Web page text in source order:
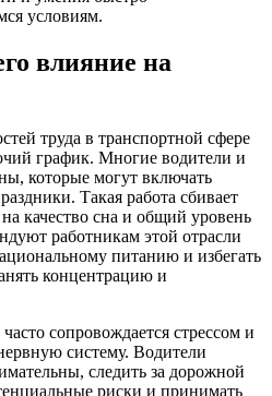
условиям.
влияние на
труда в транспортной сфере
график. Многие водители и
которые могут включать
Такая работа сбивает
качество сна и общий уровень
работникам этой отрасли
питанию и избегать
концентрацию и
сопровождается стрессом и
систему. Водители
следить за дорожной
риски и принимать